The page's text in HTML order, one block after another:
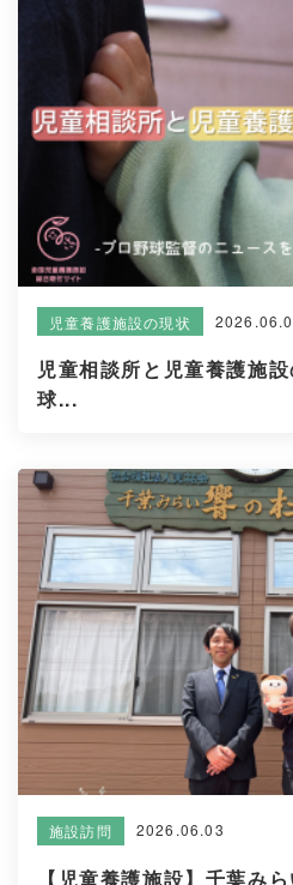
児童養護施設の現状
児童相談所と児童養護施
球...
施設訪問 2026.06.03
【児童養護施設】千葉み